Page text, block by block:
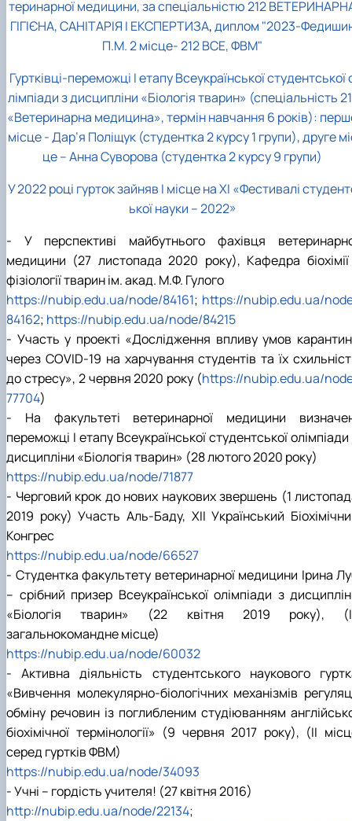
теринарної медицини, за спеціальністю 212
ГІГІЄНА, САНІТАРІЯ І ЕКСПЕРТИЗА,диплом "2023-
П.М. 2 місце- 212 ВСЕ, ФВМ"
Гуртківці-переможці І етапу Всеукраїнської студентської
лімпіади з дисципліни «Біологія тварин» (спеціальність
«Ветеринарна медицина», термін навчання 6 років):
місце - Дар’я Поліщук (студентка 2 курсу 1 групи), друге
це – Анна Суворова (студентка 2 курсу 9 групи)
У 2022 році гурток зайняв І місце на ХІ «Фестивалі
ької науки – 2022»
- У перспективі майбутнього фахівця
медицини (27 листопада 2020 року), Кафедра біохімії
фізіології тварин ім. акад. М.Ф. Гулого
https://nubip.edu.ua/node/84161; https://nubip.edu.ua/
84162; https://nubip.edu.ua/node/84215
- Участь у проекті «Дослідження впливу умов
через COVID-19 на харчування студентів та їх
до стресу», 2 червня 2020 року (https://nubip.edu.ua/
77704)
- На факультеті ветеринарної медицини
переможці І етапу Всеукраїнської студентської олімпіади
дисципліни «Біологія тварин» (28 лютого 2020 року)
https://nubip.edu.ua/node/71877
- Черговий крок до нових наукових звершень (1
2019 року) Участь Аль-Баду, ХІІ Український
Конгрес
https://nubip.edu.ua/node/66527
- Студентка факультету ветеринарної медицини Ірина
– срібний призер Всеукраїнської олімпіади з
«Біологія тварин» (22 квітня 2019 року),
загальнокомандне місце)
https://nubip.edu.ua/node/60032
- Активна діяльність студентського наукового
«Вивчення молекулярно-біологічних механізмів
обміну речовин із поглибленим студіюванням
біохімічної термінології» (9 червня 2017 року), (ІІ
серед гуртків ФВМ)
https://nubip.edu.ua/node/34093
- Учні – гордість учителя! (27 квітня 2016)
http://nubip.edu.ua/node/22134;